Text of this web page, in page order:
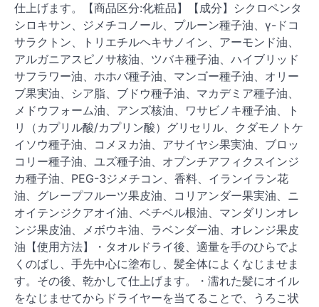
仕上げます。【商品区分:化粧品】【成分】シクロペンタ
シロキサン、ジメチコノール、プルーン種子油、γ-ドコ
サラクトン、トリエチルヘキサノイン、アーモンド油、
アルガニアスピノサ核油、ツバキ種子油、ハイブリッド
サフラワー油、ホホバ種子油、マンゴー種子油、オリー
ブ果実油、シア脂、ブドウ種子油、マカデミア種子油、
メドウフォーム油、アンズ核油、ワサビノキ種子油、ト
リ（カプリル酸/カプリン酸）グリセリル、クダモノトケ
イソウ種子油、コメヌカ油、アサイヤシ果実油、ブロッ
コリー種子油、ユズ種子油、オプンチアフィクスインジ
カ種子油、PEG-3ジメチコン、香料、イランイラン花
油、グレープフルーツ果皮油、コリアンダー果実油、ニ
オイテンジクアオイ油、ベチベル根油、マンダリンオレ
ンジ果皮油、メボウキ油、ラベンダー油、オレンジ果皮
油【使用方法】・タオルドライ後、適量を手のひらでよ
くのばし、手先中心に塗布し、髪全体によくなじませま
す。その後、乾かして仕上げます。・濡れた髪にオイル
をなじませてからドライヤーを当てることで、うろこ状